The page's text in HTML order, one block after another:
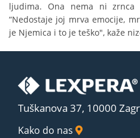
ljudima. Ona nema ni zrnca
“Nedostaje joj mrva emocije,
je Njemica i to je teško", kaže
Tuškanova 37, 10000
Kako do nas